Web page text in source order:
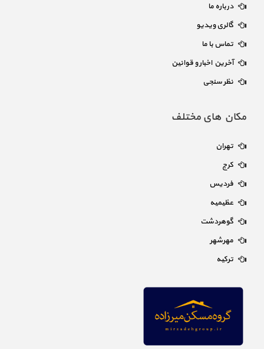
درباره ما
گالری ویدیو
تماس با ما
آخرین اخبار و قوانین
نظر سنجی
مکان های مختلف
تهران
کرج
فردیس
عظیمیه
گوهردشت
مهرشهر
ترکیه